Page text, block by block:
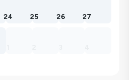
24 25 26 27